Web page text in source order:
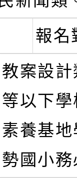
報名
教案設
等以下
素養基
勢國小